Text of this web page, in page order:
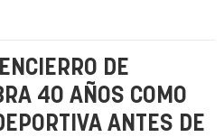
DE
40 AÑOS COMO
ANTES DE